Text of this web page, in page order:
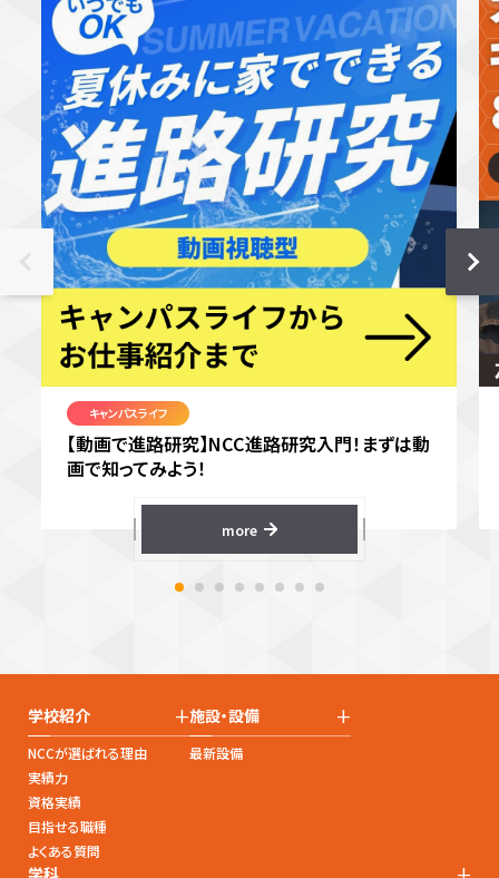
キャンパスライフ
【動画で進路研究】NCC進路研究入門！まずは動
画で知ってみよう！
more
学校紹介 +
NCCが選ばれる理由
実績力
資格実績
目指せる職種
よくある質問
施設・設備 +
最新設備